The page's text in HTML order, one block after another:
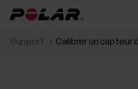
Support Calibrer un